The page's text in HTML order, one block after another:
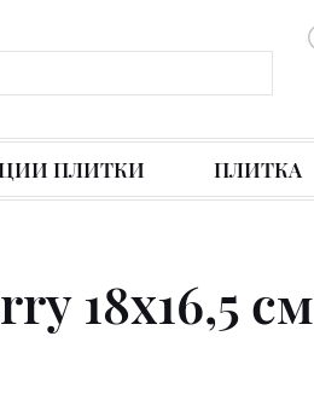
ПЛИТКИ ПЛИТКА
18х16,5 см